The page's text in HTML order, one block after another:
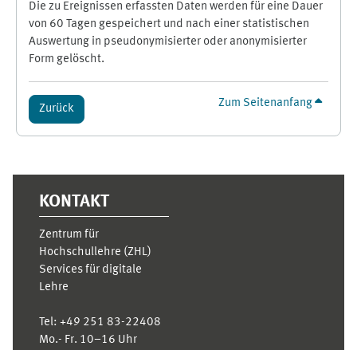
Die zu Ereignissen erfassten Daten werden für eine Dauer
von 60 Tagen gespeichert und nach einer statistischen
Auswertung in pseudonymisierter oder anonymisierter
Form gelöscht.
Zurück Zum Seitenanfang
KONTAKT
Zentrum für
Hochschullehre (ZHL)
Services für digitale
Lehre
Tel: +49 251 83-22408
Mo.- Fr. 10–16 Uhr